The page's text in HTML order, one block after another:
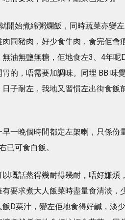
開始煮綿粥爛飯，同時蔬菜亦變
同豬肉，好少食牛肉，食完佢
油無鹽無糖，佢地食左3、4年
的，唔需要加調味。同埋 BB 味
子耐左，我地又習慣左出街食
一晚個時間都定左架喇，只係
已可食白飯。
嘅話蒸得幾耐得幾耐，唔好嫌煩
要求煮大人飯菜時盡量食清淡
D菜汁，變左佢地食得好鹹，淡